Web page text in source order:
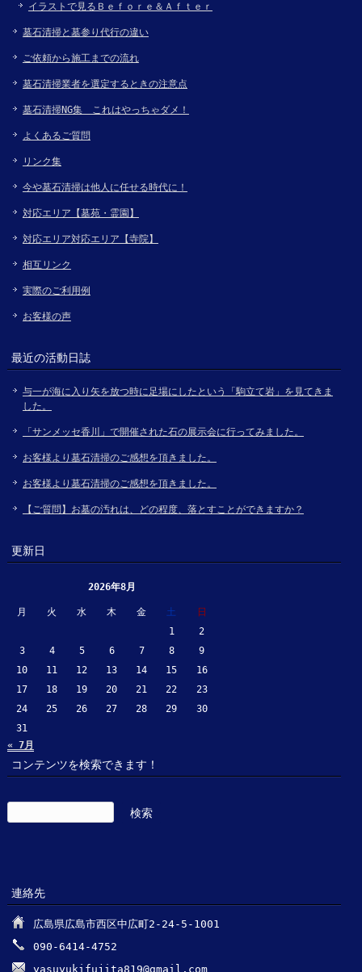
イラストで見るＢｅｆｏｒｅ＆Ａｆｔｅｒ
墓石清掃と墓参り代行の違い
ご依頼から施工までの流れ
墓石清掃業者を選定するときの注意点
墓石清掃NG集 これはやっちゃダメ！
よくあるご質問
リンク集
今や墓石清掃は他人に任せる時代に！
対応エリア【墓苑・霊園】
対応エリア対応エリア【寺院】
相互リンク
実際のご利用例
お客様の声
最近の活動日誌
与一が海に入り矢を放つ時に足場にしたという「駒立て岩」を見てきま
した。
「サンメッセ香川」で開催された石の展示会に行ってみました。
お客様より墓石清掃のご感想を頂きました。
お客様より墓石清掃のご感想を頂きました。
【ご質問】お墓の汚れは、どの程度、落とすことができますか？
更新日
2026年8月
月 火 水 木 金 土
日
1
2
3
4 5 6 7 8
9
10
11 12 13 14 15
16
17
18 19 20 21 22
23
24
25 26 27 28 29
30
31
« 7月
コンテンツを検索できます！
索:
連絡先
広島県広島市西区中広町2-24-5-1001
090-6414-4752
yasuyukifujita819@gmail.com